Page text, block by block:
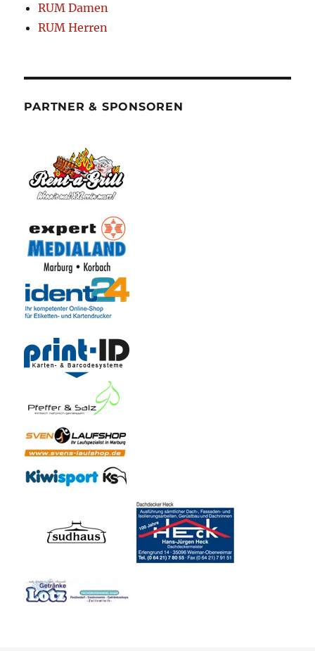
RUM Damen
RUM Herren
PARTNER & SPONSOREN